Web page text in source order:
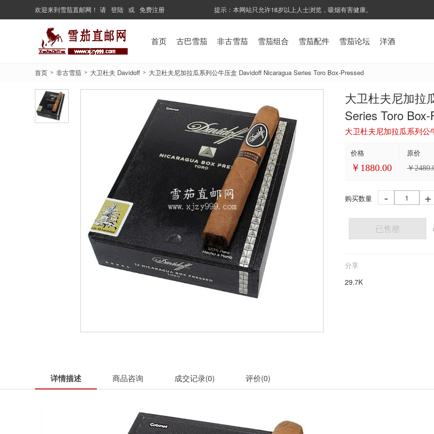
欢迎来到雪茄直邮网 ！ 请 登陆 或 免费注册 提示：本网站只允许18岁以上人士浏览，吸烟有害健康。
首页 古巴雪茄 非古雪茄 雪茄组合 雪茄配件 雪茄论坛 洋酒
首页 > 非古雪茄 > 大卫杜夫 Davidoff > 大卫杜夫尼加拉瓜系列公牛压盒 Davidoff Nicaragua Series Toro Box-Pressed
大卫杜夫尼加拉
Series Toro
大卫杜夫尼加拉瓜系列
价格
￥ 1880.00
原价
￥
购买数量 - +
已售罄
分享
29.7K
详情描述 商品咨询 成交记录(0) 评价(0)